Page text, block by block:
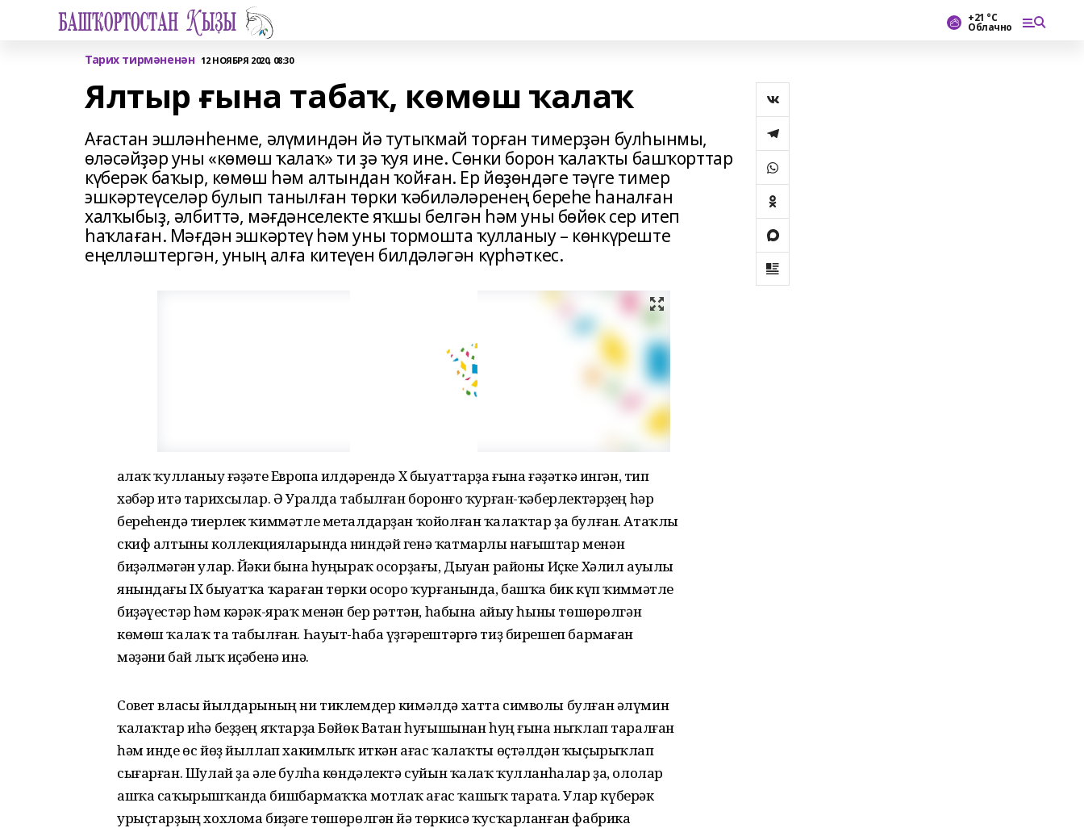
+21 °С
Облачно
Тарих тирмәненән 12 НОЯБРЯ 2020, 08:30
Ялтыр ғына табаҡ, көмөш ҡалаҡ
Ағастан эшләнһенме, әлүминдән йә тутыҡмай торған тимерҙән булһынмы,
өләсәйҙәр уны «көмөш ҡалаҡ» ти ҙә ҡуя ине. Сөнки борон ҡалаҡты башҡорттар
күберәк баҡыр, көмөш һәм алтындан ҡойған. Ер йөҙөндәге тәүге тимер
эшкәртеүселәр булып танылған төрки ҡәбиләләренең береһе һаналған
халҡыбыҙ, әлбиттә, мәғдәнселекте яҡшы белгән һәм уны бөйөк сер итеп
һаҡлаған. Мәғдән эшкәртеү һәм уны тормошта ҡулланыу – көнкүреште
еңелләштергән, уның алға китеүен билдәләгән күрһәткес.
Ҡалаҡ ҡулланыу ғәҙәте Европа илдәрендә X быуаттарҙа ғына ғәҙәткә ингән, тип
хәбәр итә тарихсылар. Ә Уралда табылған боронғо ҡурған-ҡәберлектәрҙең һәр
береһендә тиерлек ҡиммәтле металдарҙан ҡойолған ҡалаҡтар ҙа булған. Атаҡлы
скиф алтыны коллекцияларында ниндәй генә ҡатмарлы нағыштар менән
биҙәлмәгән улар. Йәки бына һуңыраҡ осорҙағы, Дыуан районы Иҫке Хәлил ауылы
янындағы IX быуатҡа ҡараған төрки осоро ҡурғанында, башҡа бик күп ҡиммәтле
биҙәүестәр һәм кәрәк-яраҡ менән бер рәттән, һабына айыу һыны төшөрөлгән
көмөш ҡалаҡ та табылған. Һауыт-һаба үҙгәрештәргә тиҙ бирешеп бармаған
мәҙәни бай лыҡ иҫәбенә инә.
Совет власы йылдарының ни тиклемдер кимәлдә хатта символы булған әлүмин
ҡалаҡтар иһә беҙҙең яҡтарҙа Бөйөк Ватан һуғышынан һуң ғына ныҡлап таралған
һәм инде өс йөҙ йыллап хакимлыҡ иткән ағас ҡалаҡты өҫтәлдән ҡыҫырыҡлап
сығарған. Шулай ҙа әле булһа көндәлектә суйын ҡалаҡ ҡулланһалар ҙа, ололар
ашҡа саҡырышҡанда бишбармаҡҡа мотлаҡ ағас ҡашыҡ тарата. Улар күберәк
урыҫтарҙың хохлома биҙәге төшөрөлгән йә төркисә ҡусҡарланған фабрика